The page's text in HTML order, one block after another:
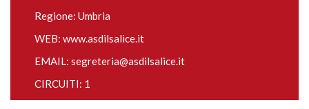
Regione: Umbria
WEB: www.asdilsalice.it
EMAIL: segreteria@asdilsalice.it
CIRCUITI: 1